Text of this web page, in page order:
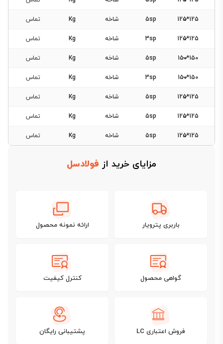
125*125
5sp شاخه Kg تماس
125*125
3sp شاخه Kg تماس
150*150
5sp شاخه Kg تماس
150*150
3sp شاخه Kg تماس
125*125
5sp شاخه Kg تماس
125*125
5sp شاخه Kg تماس
125*125
5sp شاخه Kg تماس
مزایای خرید از فولادسل
باربری پترویار ارائه نمونه محصول
گواهی محصول کنترل کیفیت
فروش اعتباری LC پشتیبانی رایگان